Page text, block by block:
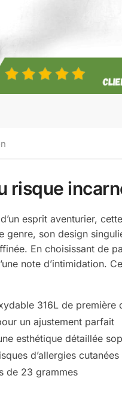
risque
esprit aventurier, cette
genre, son design
En choisissant de
note d’intimidation.
316L de première
un ajustement parfait
esthétique détaillée
d’allergies cutanées
de 23 grammes